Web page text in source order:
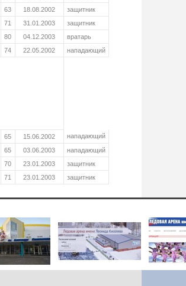
63 18.08.2002
защитник
71 31.01.2003
защитник
80 04.12.2003
вратарь
74 22.05.2002 нападающий
65 15.06.2002
нападающий
65 03.06.2003
нападающий
70 23.01.2003
защитник
71 23.01.2003 защитник